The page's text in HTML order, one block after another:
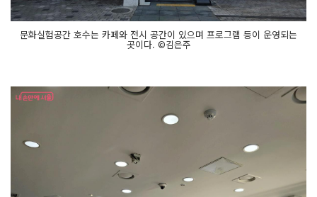
문화실험공간 호수는 카페와 전시 공간이 있으며 프로그램 등이 운영되는
곳이다. ©김은주